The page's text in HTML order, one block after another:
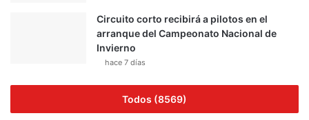
Circuito corto recibirá a pilotos en el
arranque del Campeonato Nacional de
Invierno
hace 7 días
Todos (8569)